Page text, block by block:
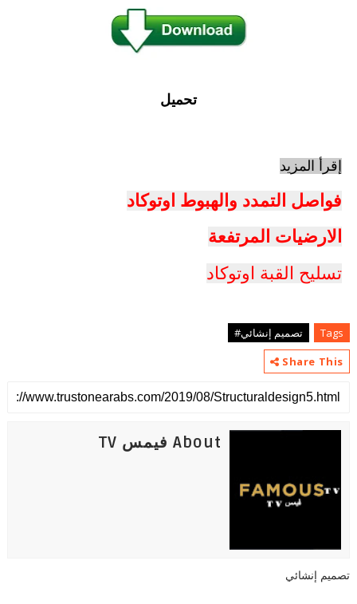
تحميل
إقرأ المزيد
فواصل التمدد والهبوط اوتوكاد
الارضيات المرتفعة
تسليح القبة اوتوكاد
Tags
تصميم إنشائي#
Share This
About فيمس TV
تصميم إنشائي